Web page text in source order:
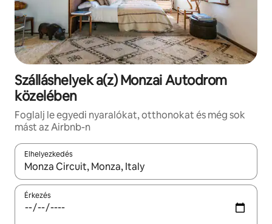
Szálláshelyek a(z) Monzai Autodrom
közelében
Foglalj le egyedi nyaralókat, otthonokat és még sok
mást az Airbnb-n
Elhelyezkedés
Az eredmények között a felfelé és a lefelé nyíllal
Érkezés